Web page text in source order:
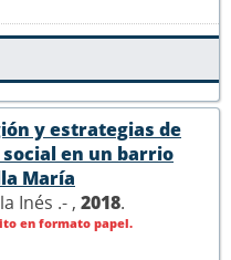
y estrategias de
en un barrio
María
Inés .- , 2018.
en formato papel.